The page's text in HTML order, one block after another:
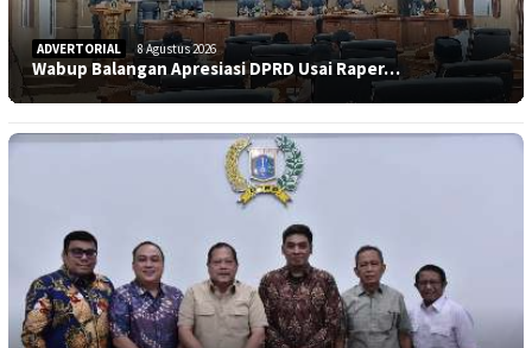
ADVERTORIAL 8 Agustus 2026
Wabup Balangan Apresiasi DPRD Usai Raper…